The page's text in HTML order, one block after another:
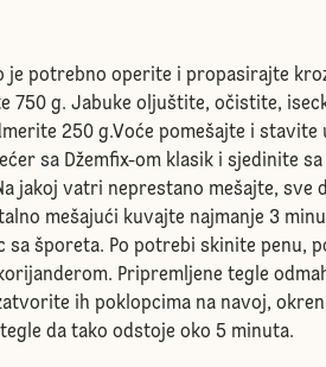
je potrebno operite i propasirajte
750 g. Jabuke oljuštite, očistite,
250 g.Voće pomešajte i stavite
sa Džemfix-om klasik i sjedinite sa
jakoj vatri neprestano mešajte, sve
mešajući kuvajte najmanje 3
sa šporeta. Po potrebi skinite penu,
Pripremljene tegle
ih poklopcima na navoj,
da tako odstoje oko 5 minuta.